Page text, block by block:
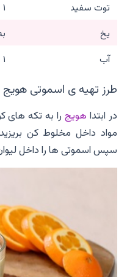
توت سفید
۱ قاشق غذاخوری
یخ
آب
۱ فنجان
طرز تهیه ی اسموتی هویج
در ابتدا هویجرا به تکه های
مواد داخل مخلوط کن
سپس اسموتی ها را داخل